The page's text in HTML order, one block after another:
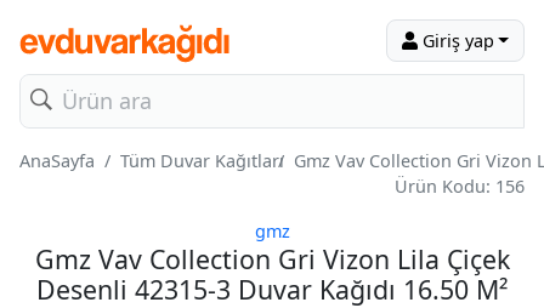
Giriş yap
AnaSayfa Tüm Duvar Kağıtları Gmz Vav Collection Gri Vizon
Ürün Kodu: 156
gmz
Gmz Vav Collection Gri Vizon Lila Çiçek
Desenli 42315-3 Duvar Kağıdı 16.50 M²